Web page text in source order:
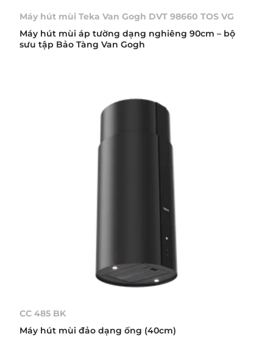
Máy hút mùi Teka Van Gogh DVT 98660 TOS VG
Máy hút mùi áp tường dạng nghiêng 90cm – bộ
sưu tập Bảo Tàng Van Gogh
CC 485 BK
Máy hút mùi đảo dạng ống (40cm)